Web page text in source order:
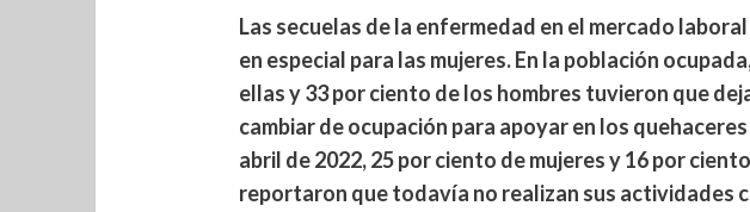
Las secuelas de la enfermedad en el mercado
en especial para las mujeres. En la población
ellas y 33 por ciento de los hombres tuvieron que
cambiar de ocupación para apoyar en los
abril de 2022, 25 por ciento de mujeres y 16 por
reportaron que todavía no realizan sus actividades